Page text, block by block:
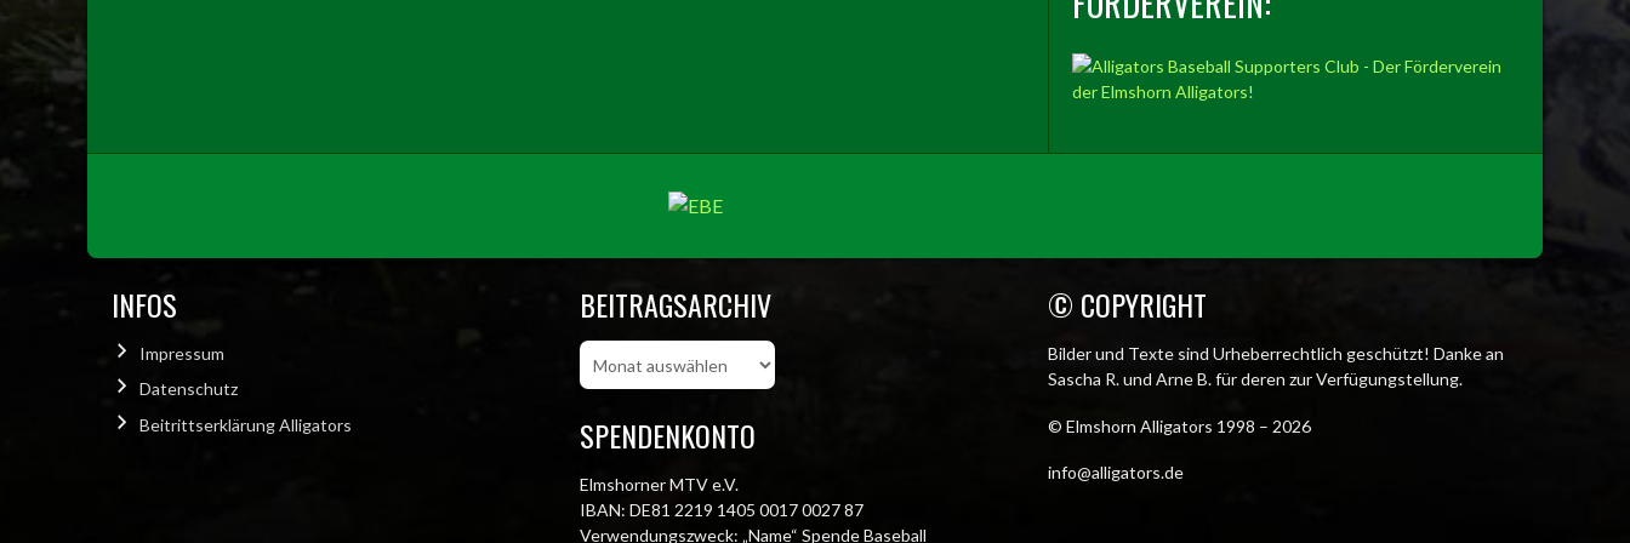
INFOS
Impressum
Datenschutz
Beitrittserklärung Alligators
BEITRAGSARCHIV
Beitragsarchiv
SPENDENKONTO
Elmshorner MTV e.V.
IBAN: DE81 2219 1405 0017 0027 87
Verwendungszweck: „Name“ Spende Baseball
© COPYRIGHT
Bilder und Texte sind Urheberrechtlich geschützt! Danke an
Sascha R. und Arne B. für deren zur Verfügungstellung.
© Elmshorn Alligators 1998 – 2026
info@alligators.de